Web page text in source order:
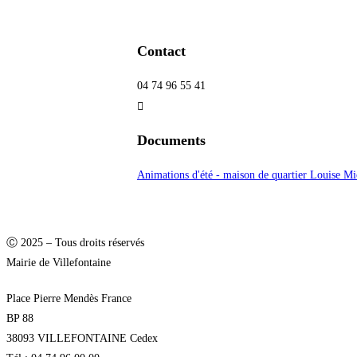
Contact
04 74 96 55 41
Documents
Animations d'été - maison de quartier Louise
Ⓒ 2025 – Tous droits réservés
Mairie de Villefontaine
Place Pierre Mendès France
BP 88
38093 VILLEFONTAINE Cedex